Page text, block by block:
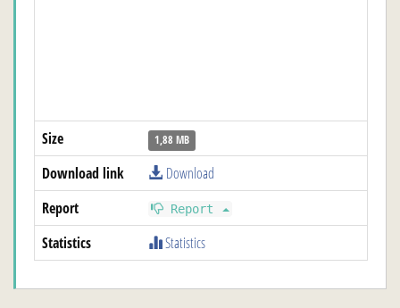
Size 1,88 MB
Download link
Download
Report
Report
Statistics Statistics